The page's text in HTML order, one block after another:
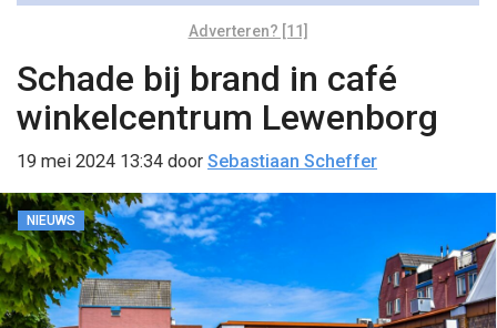
Adverteren? [11]
Schade bij brand in café
winkelcentrum Lewenborg
19 mei 2024 13:34 door Sebastiaan Scheffer
NIEUWS